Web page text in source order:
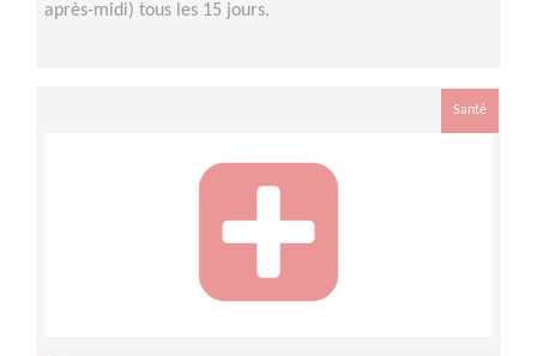
après-midi) tous les 15 jours.
Santé